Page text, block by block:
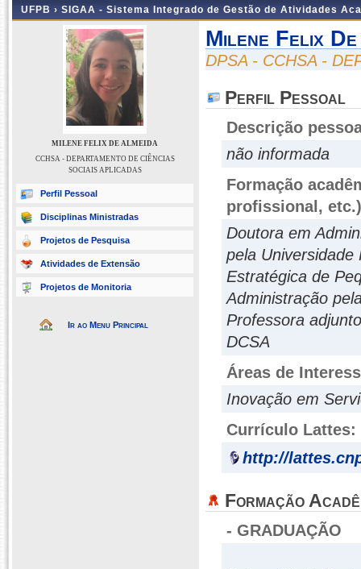
UFPB › SIGAA - Sistema Integrado de Gestão de Atividades
MILENE FELIX DE ALMEIDA
CCHSA - DEPARTAMENTO DE CIÊNCIAS
SOCIAIS APLICADAS
Perfil Pessoal
Disciplinas Ministradas
Projetos de Pesquisa
Atividades de Extensão
Projetos de Monitoria
Ir ao Menu Principal
Milene Felix De
DPSA - CCHSA -
Perfil Pessoal
Descrição
não informada
Formação
profissional, etc.)
Doutora em
pela
Estratégica de
Administração
Professora
DCSA
Áreas de
Inovação em
Currículo Lattes:
http://
Formação
- GRADUAÇÃO